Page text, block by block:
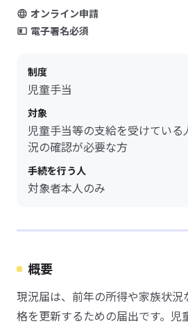
オンライン申請
電子署名必須
制度
児童手当
対象
児童手当等の支給を受けている
況の確認が必要な方
手続を行う人
対象者本人のみ
概要
現況届は、前年の所得や家族状
格を更新するための届出です。児